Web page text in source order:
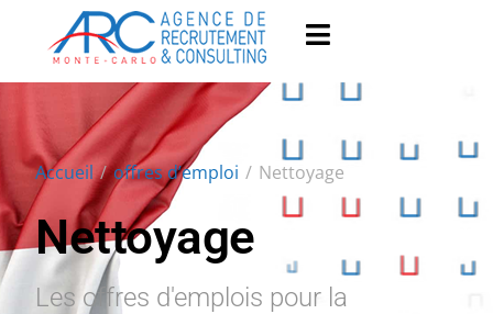
Accueil / offres d’emploi / Nettoyage
Nettoyage
Les offres d'emplois pour la